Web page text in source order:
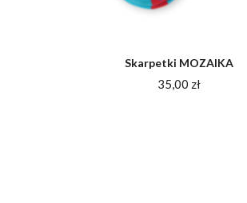
Skarpetki MOZAIKA
35,00 zł